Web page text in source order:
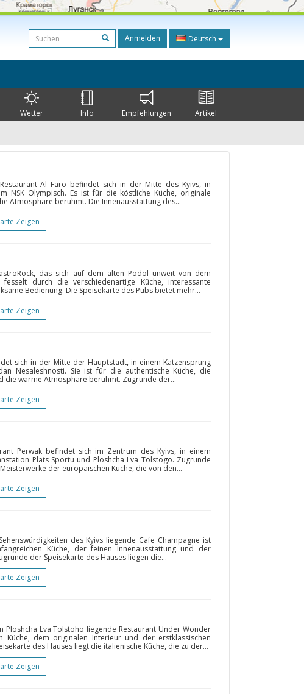
Anmelden Deutsch
Wetter Info Empfehlungen Artikel
Al Faro befindet sich in der Mitte des Kyivs, in
NSK Olympisch. Es ist für die köstliche Küche, originale
Atmosphäre berühmt. Die Innenausstattung des...
Zeigen
das sich auf dem alten Podol unweit von dem
durch die verschiedenartige Küche, interessante
Bedienung. Die Speisekarte des Pubs bietet mehr...
Zeigen
sich in der Mitte der Hauptstadt, in einem Katzensprung
Nesaleshnosti. Sie ist für die authentische Küche, die
die warme Atmosphäre berühmt. Zugrunde der...
Zeigen
Perwak befindet sich im Zentrum des Kyivs, in einem
Plats Sportu und Ploshcha Lva Tolstogo. Zugrunde
der europäischen Küche, die von den...
Zeigen
des Kyivs liegende Cafe Champagne ist
Küche, der feinen Innenausstattung und der
der Speisekarte des Hauses liegen die...
Zeigen
Ploshcha Lva Tolstoho liegende Restaurant Under Wonder
Küche, dem originalen Interieur und der erstklassischen
des Hauses liegt die italienische Küche, die zu der...
Zeigen